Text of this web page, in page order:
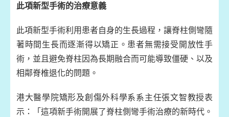
此項新型手術的治療意義
此項新型手術利用患者自身的生長過程，讓脊柱側彎隨
著時間生長而逐漸得以矯正。患者無需接受開放性手
術，並且避免脊柱因為長期融合而可能導致僵硬、以及
相鄰脊椎退化的問題。
港大醫學院矯形及創傷外科學系系主任張文智教授表
示：「這項新手術開展了脊柱側彎手術治療的新時代。